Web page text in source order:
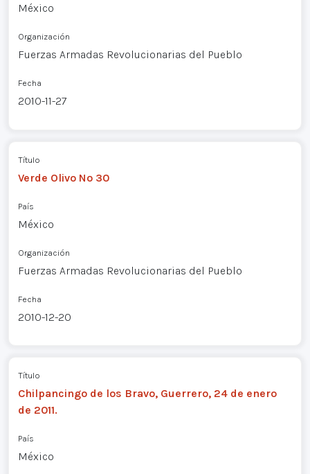
México
Organización
Fuerzas Armadas Revolucionarias del Pueblo
Fecha
2010-11-27
Título
Verde Olivo Nº 30
País
México
Organización
Fuerzas Armadas Revolucionarias del Pueblo
Fecha
2010-12-20
Título
Chilpancingo de los Bravo, Guerrero, 24 de enero
de 2011.
País
México